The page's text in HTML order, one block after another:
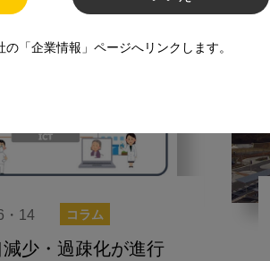
の「企業情報」ページへリンクします。
・14 コラム
減少・過疎化が進行